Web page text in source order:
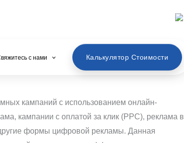
с нами Калькулятор Стоимости
кампаний с использованием онлайн-
кампании с оплатой за клик (PPC), реклама в
формы цифровой рекламы. Данная